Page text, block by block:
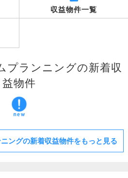
収益物件一覧
プランニングの新着収
益物件
ングの新着収益物件をもっと見る